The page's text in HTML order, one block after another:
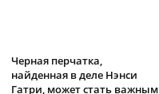
Черная перчатка,
найденная в деле Нэнси
Гатри, может стать важным